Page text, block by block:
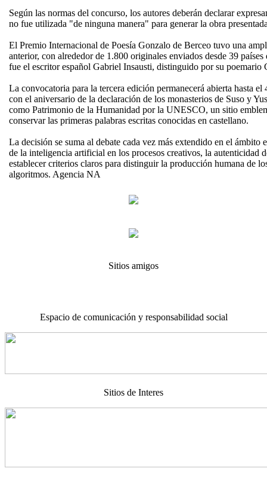
Según las normas del concurso, los autores deberán declarar
no fue utilizada "de ninguna manera" para generar la obra
El Premio Internacional de Poesía Gonzalo de Berceo tuvo una
anterior, con alrededor de 1.800 originales enviados desde 39
fue el escritor español Gabriel Insausti, distinguido por su poemario
La convocatoria para la tercera edición permanecerá abierta hasta
con el aniversario de la declaración de los monasterios de Suso y
como Patrimonio de la Humanidad por la UNESCO, un sitio
conservar las primeras palabras escritas conocidas en castellano.
La decisión se suma al debate cada vez más extendido en el
de la inteligencia artificial en los procesos creativos, la autenticidad
establecer criterios claros para distinguir la producción humana de
algoritmos. Agencia NA
Sitios amigos
Espacio de comunicación y responsabilidad social
Sitios de Interes